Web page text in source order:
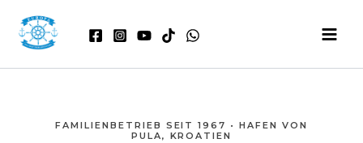
Inhalt
springen
FAMILIENBETRIEB SEIT 1967 • HAFEN VON
PULA, KROATIEN